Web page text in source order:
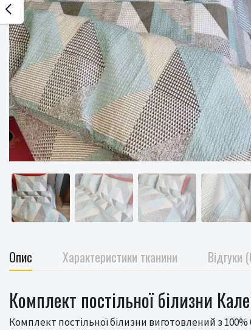
Опис Характеристики тканини Відгуки
Комплект постільної білизни
Комплект постільної білизни виготовлений з